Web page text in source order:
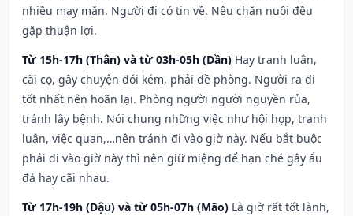
nhiều may mắn. Người đi có tin về. Nếu chăn nuôi đều
gặp thuận lợi.
Từ 15h-17h (Thân) và từ 03h-05h (Dần) Hay tranh luận,
cãi cọ, gây chuyện đói kém, phải đề phòng. Người ra đi
tốt nhất nên hoãn lại. Phòng người người nguyền rủa,
tránh lây bệnh. Nói chung những việc như hội họp, tranh
luận, việc quan,…nên tránh đi vào giờ này. Nếu bắt buộc
phải đi vào giờ này thì nên giữ miệng để hạn ché gây ẩu
đả hay cãi nhau.
Từ 17h-19h (Dậu) và từ 05h-07h (Mão) Là giờ rất tốt lành,